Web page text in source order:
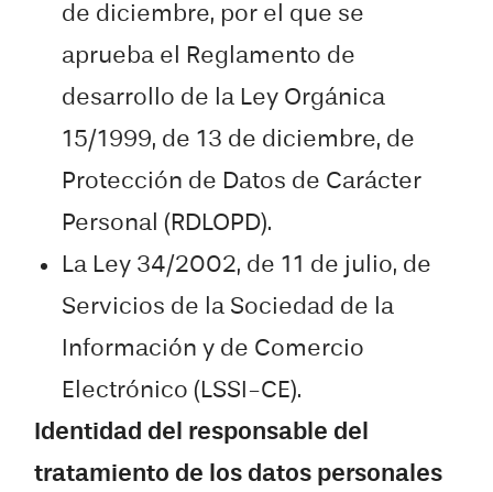
de diciembre, por el que se
aprueba el Reglamento de
desarrollo de la Ley Orgánica
15/1999, de 13 de diciembre, de
Protección de Datos de Carácter
Personal (RDLOPD).
La Ley 34/2002, de 11 de julio, de
Servicios de la Sociedad de la
Información y de Comercio
Electrónico (LSSI-CE).
Identidad del responsable del
tratamiento de los datos personales